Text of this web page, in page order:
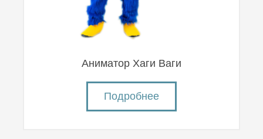
Аниматор Хаги Ваги
Подробнее